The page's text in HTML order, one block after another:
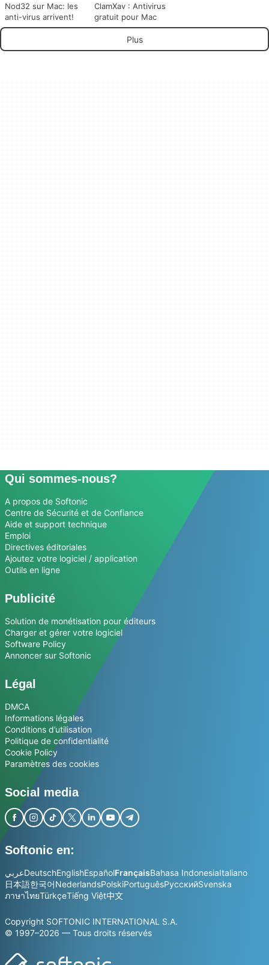
Nod32 sur Mac: les
anti-virus arrivent!
ClamXav : Antivirus
gratuit pour Mac
Plus
Qui sommes-nous?
A propos de Softonic
Centre de Sécurité et de Confiance
Aide et support technique
Emploi
Directives éditoriales
Ajoutez votre logiciel / application
Outils en ligne
Publicité
Solution de monétisation pour éditeurs
Charger et gérer votre logiciel
Software Policy
Annoncer sur Softonic
Légal
DMCA
Informations légales
Conditions d’utilisation
Politique de confidentialité
Cookie Policy
Paramètres des cookies
Social media
Softonic en:
عربيDeutschEnglishEspañolFrançaisBahasa IndonesiaItaliano
日本語한국어NederlandsPolskiPortuguêsРусскийSvenska
ภาษาไทยTürkçeTiếng Việt中文
Copyright SOFTONIC INTERNATIONAL S.A.
© 1997–2026 — Tous droits réservés